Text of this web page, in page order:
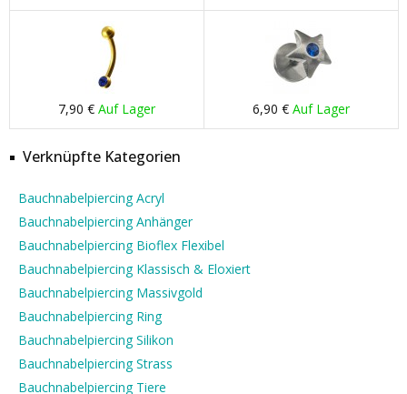
7,90 € Auf Lager 6,90 € Auf Lager
Verknüpfte Kategorien
Bauchnabelpiercing Acryl
Bauchnabelpiercing Anhänger
Bauchnabelpiercing Bioflex Flexibel
Bauchnabelpiercing Klassisch & Eloxiert
Bauchnabelpiercing Massivgold
Bauchnabelpiercing Ring
Bauchnabelpiercing Silikon
Bauchnabelpiercing Strass
Bauchnabelpiercing Tiere